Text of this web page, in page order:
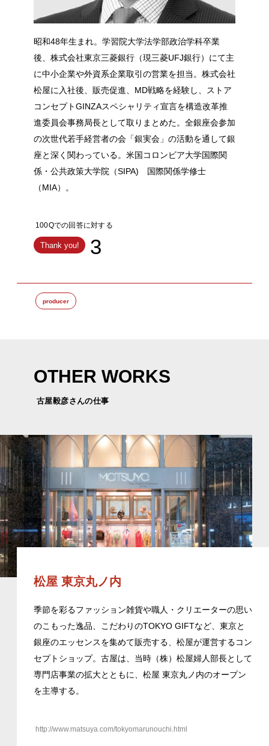
昭和48年生まれ。学習院大学法学部政治学科卒業
後、株式会社東京三菱銀行（現三菱UFJ銀行）にて主
に中小企業や外資系企業取引の営業を担当。株式会社
松屋に入社後、販売促進、MD戦略を経験し、ストア
コンセプトGINZAスペシャリティ宣言を構造改革推
進委員会事務局長として取りまとめた。全銀座会参加
の次世代若手経営者の会「銀実会」の活動を通して銀
座と深く関わっている。米国コロンビア大学国際関
係・公共政策大学院（SIPA) 国際関係学修士
（MIA）。
100Qでの回答に対する
Thank you! 3
producer
OTHER WORKS
古屋毅彦さんの仕事
松屋 東京丸ノ内
季節を彩るファッション雑貨や職人・クリエーターの思い
のこもった逸品、こだわりのTOKYO GIFTなど、東京と
銀座のエッセンスを集めて販売する、松屋が運営するコン
セプトショップ。古屋は、当時（株）松屋婦人部長として
専門店事業の拡大とともに、松屋 東京丸ノ内のオープン
を主導する。
http://www.matsuya.com/tokyomarunouchi.html